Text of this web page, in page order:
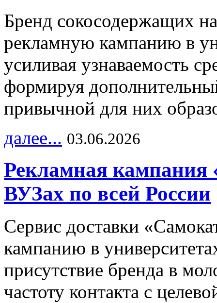
Бренд сокосодержащих
рекламную кампанию в
усиливая узнаваемость
формируя
привычной для них
далее... 03.06.2026
Рекламная кампания
ВУЗах по всей России
Сервис доставки
кампанию в
присутствие бренда в
частоту контакта с